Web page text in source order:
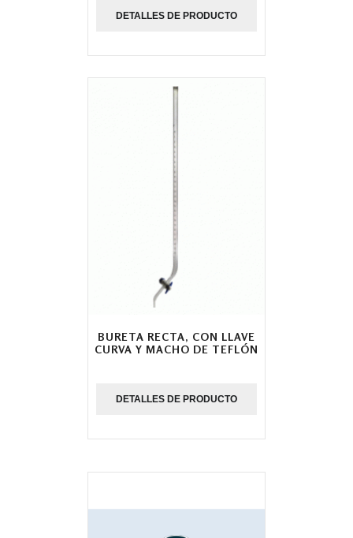
DETALLES DE PRODUCTO
BURETA RECTA, CON LLAVE
CURVA Y MACHO DE TEFLÓN
DETALLES DE PRODUCTO